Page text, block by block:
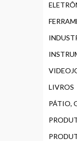
LIVROS
PÁTIO,